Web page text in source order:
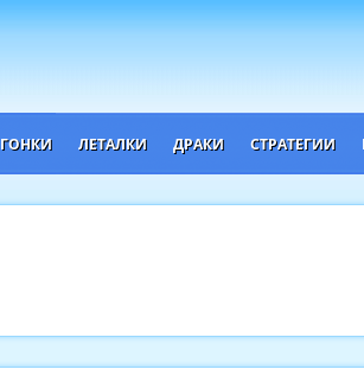
ГОНКИ ЛЕТАЛКИ ДРАКИ СТРАТЕГИИ